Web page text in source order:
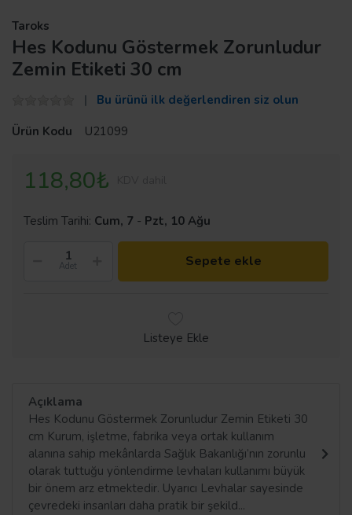
Taroks
Hes Kodunu Göstermek Zorunludur
Zemin Etiketi 30 cm
Bu ürünü ilk değerlendiren siz olun
Ürün Kodu
U21099
118,80₺
Teslim Tarihi: Cum, 7 - Pzt, 10 Ağu
Adet Sepete ekle
Listeye Ekle
Açıklama
Hes Kodunu Göstermek Zorunludur Zemin Etiketi 30
cm Kurum, işletme, fabrika veya ortak kullanım
alanına sahip mekânlarda Sağlık Bakanlığı’nın zorunlu
olarak tuttuğu yönlendirme levhaları kullanımı büyük
bir önem arz etmektedir. Uyarıcı Levhalar sayesinde
çevredeki insanları daha pratik bir şekild...